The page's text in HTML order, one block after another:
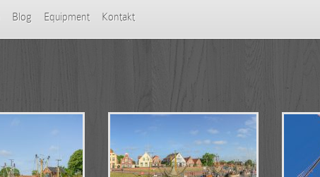
Blog Equipment Kontakt